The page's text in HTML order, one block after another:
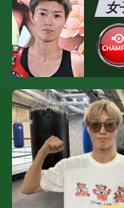
女